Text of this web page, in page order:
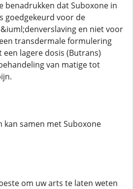
benadrukken dat Suboxone in
goedgekeurd voor de
en niet voor
transdermale formulering
lagere dosis (Butrans)
van matige tot
kan samen met Suboxone
om uw arts te laten weten